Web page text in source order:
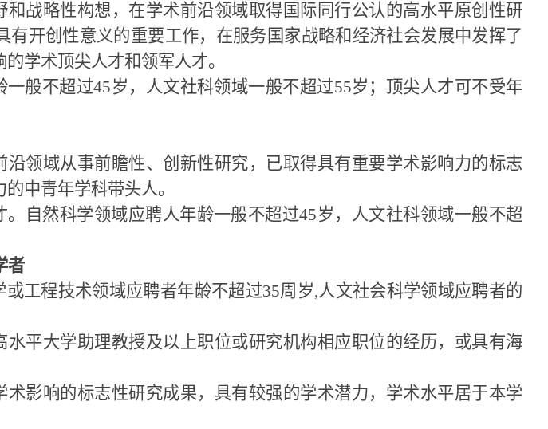
和战略性构想，在学术前沿领域取得国际同行公认的高水平原创性研
有开创性意义的重要工作，在服务国家战略和经济社会发展中发挥了
学术顶尖人才和领军人才。
一般不超过45岁，人文社科领域一般不超过55岁；顶尖人才可不受年
沿领域从事前瞻性、创新性研究，已取得具有重要学术影响力的标志
中青年学科带头人。
。自然科学领域应聘人年龄一般不超过45岁，人文社科领域一般不超
者
工程技术领域应聘者年龄不超过35周岁,人文社会科学领域应聘者的
水平大学助理教授及以上职位或研究机构相应职位的经历，或具有海
术影响的标志性研究成果，具有较强的学术潜力，学术水平居于本学